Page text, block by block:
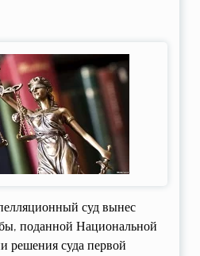
суд вынес
поданной Национальной
решения суда первой